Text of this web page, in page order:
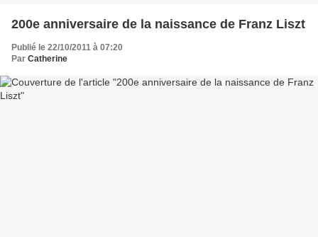
200e anniversaire de la naissance de Franz Liszt
Publié le 22/10/2011 à 07:20
Par Catherine